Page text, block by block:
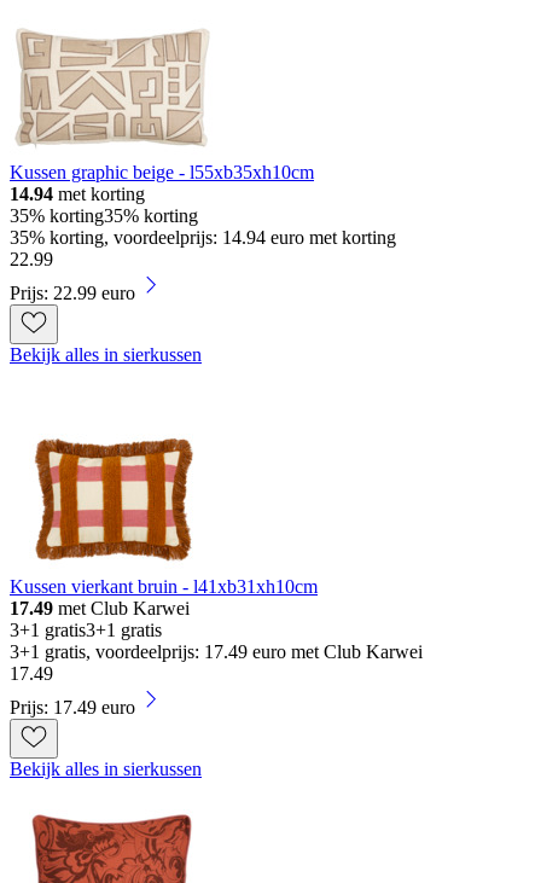
Kussen graphic beige - l55xb35xh10cm
14.94 met korting
35% korting35% korting
35% korting, voordeelprijs: 14.94 euro met korting
22.99
Prijs: 22.99 euro
Bekijk alles in sierkussen
Kussen vierkant bruin - l41xb31xh10cm
17.49 met Club Karwei
3+1 gratis3+1 gratis
3+1 gratis, voordeelprijs: 17.49 euro met Club Karwei
17.49
Prijs: 17.49 euro
Bekijk alles in sierkussen